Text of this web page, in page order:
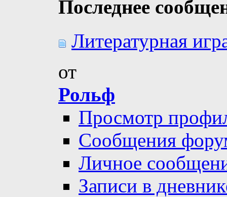
Последнее
Литературная
от
Рольф
Просмотр
Сообщения
Личное
Записи в